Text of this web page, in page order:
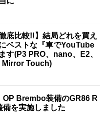
底比較!!】結局どれを買え
ベストな『車でYouTube
す(P3 PRO、nano、E2、
Touch)
OP Brembo装備のGR86 R
を実施しました